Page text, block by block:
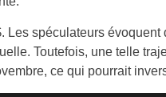
Les spéculateurs évoquent
Toutefois, une telle
ce qui pourrait